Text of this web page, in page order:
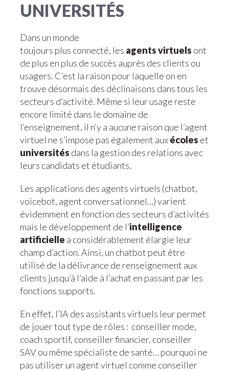
UNIVERSITÉS
Dans un monde
toujours plus connecté, les agents virtuels ont
de plus en plus de succès auprès des clients ou
usagers. C’est la raison pour laquelle on en
trouve désormais des déclinaisons dans tous les
secteurs d’activité. Même si leur usage reste
encore limité dans le domaine de
l’enseignement, il n’y a aucune raison que l’agent
virtuel ne s’impose pas également auxécoles et
universités dans la gestion des relations avec
leurs candidats et étudiants.
Les applications des agents virtuels (chatbot,
voicebot, agent conversationnel…) varient
évidemment en fonction des secteurs d’activités
mais le développement de l’intelligence
artificielle a considérablement élargie leur
champ d’action. Ainsi, un chatbot peut être
utilisé de la délivrance de renseignement aux
clients jusqu’à l’aide à l’achat en passant par les
fonctions supports.
En effet, l’IA des assistants virtuels leur permet
de jouer tout type de rôles : conseiller mode,
coach sportif, conseiller financier, conseiller
SAV ou même spécialiste de santé… pourquoi ne
pas utiliser un agent virtuel comme conseiller